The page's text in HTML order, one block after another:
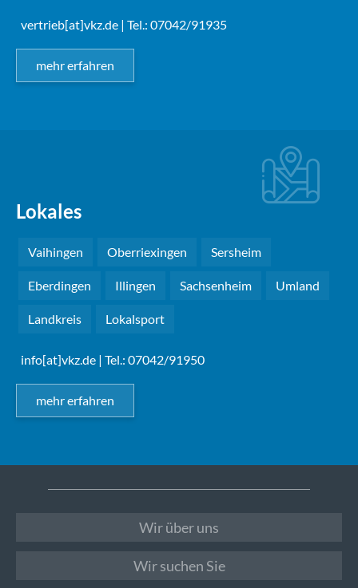
vertrieb[at]vkz.de | Tel.: 07042/91935
mehr erfahren
Lokales
Vaihingen Oberriexingen Sersheim
Eberdingen Illingen Sachsenheim Umland
Landkreis Lokalsport
info[at]vkz.de | Tel.: 07042/91950
mehr erfahren
Wir über uns
Wir suchen Sie